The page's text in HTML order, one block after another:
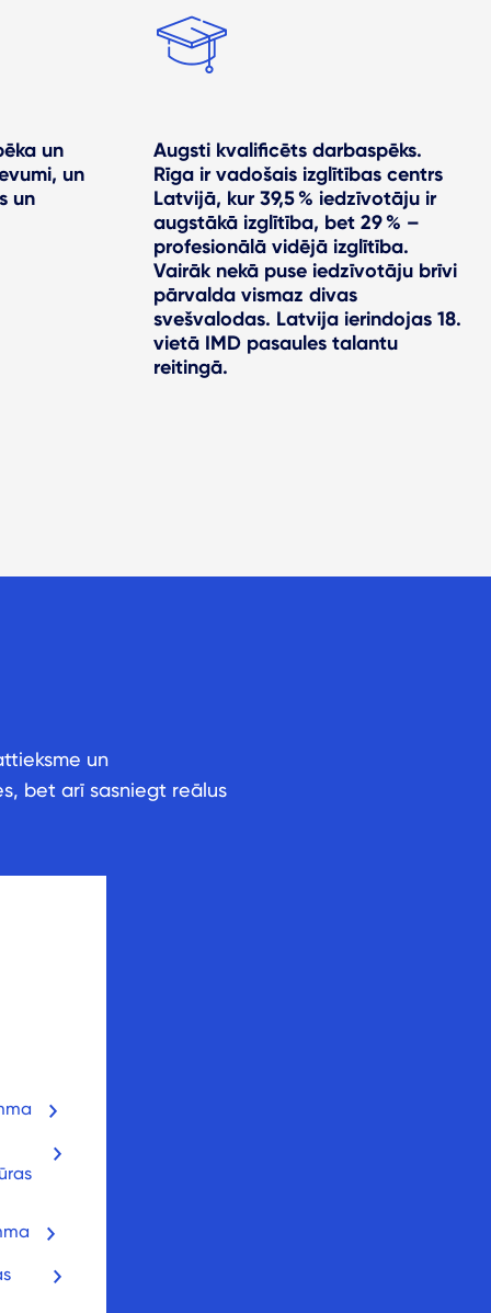
un
un
un
Augsti kvalificēts darbaspēks.
Rīga ir vadošais izglītības centrs
Latvijā, kur 39,5 % iedzīvotāju ir
augstākā izglītība, bet 29 % –
profesionālā vidējā izglītība.
Vairāk nekā puse iedzīvotāju brīvi
pārvalda vismaz divas
svešvalodas. Latvija ierindojas 18.
vietā IMD pasaules talantu
reitingā.
un
bet arī sasniegt reālus